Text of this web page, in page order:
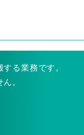
る業務です。
。